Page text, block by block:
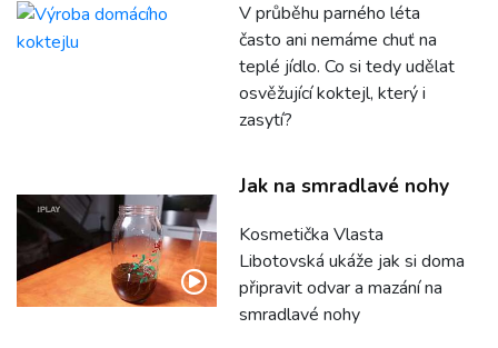
V průběhu parného léta
často ani nemáme chuť na
teplé jídlo. Co si tedy udělat
osvěžující koktejl, který i
zasytí?
Jak na smradlavé nohy
Kosmetička Vlasta
Libotovská ukáže jak si doma
připravit odvar a mazání na
smradlavé nohy